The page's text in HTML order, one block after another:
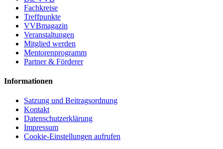
Fachkreise
Treffpunkte
VVBmagazin
Veranstaltungen
Mitglied werden
Mentorenprogramm
Partner & Förderer
Informationen
Satzung und Beitragsordnung
Kontakt
Datenschutzerklärung
Impressum
Cookie-Einstellungen aufrufen